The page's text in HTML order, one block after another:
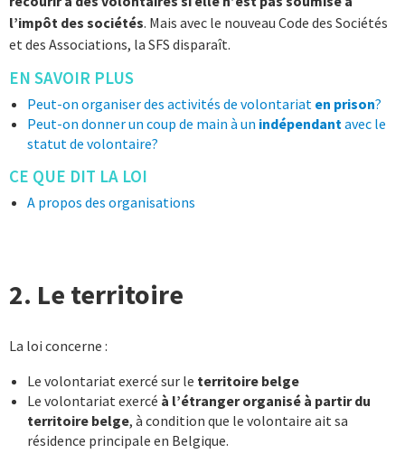
l’impôt des sociétés. Mais avec le nouveau Code des Sociétés
et des Associations, la SFS disparaît.
EN SAVOIR PLUS
Peut-on organiser des activités de volontariat en prison?
Peut-on donner un coup de main à un indépendantavec le
statut de volontaire?
CE QUE DIT LA LOI
A propos des organisations
2. Le territoire
La loi concerne :
Le volontariat exercé sur le territoire belge
Le volontariat exercé à l’étranger organisé à partir du
territoire belge, à condition que le volontaire ait sa
résidence principale en Belgique.